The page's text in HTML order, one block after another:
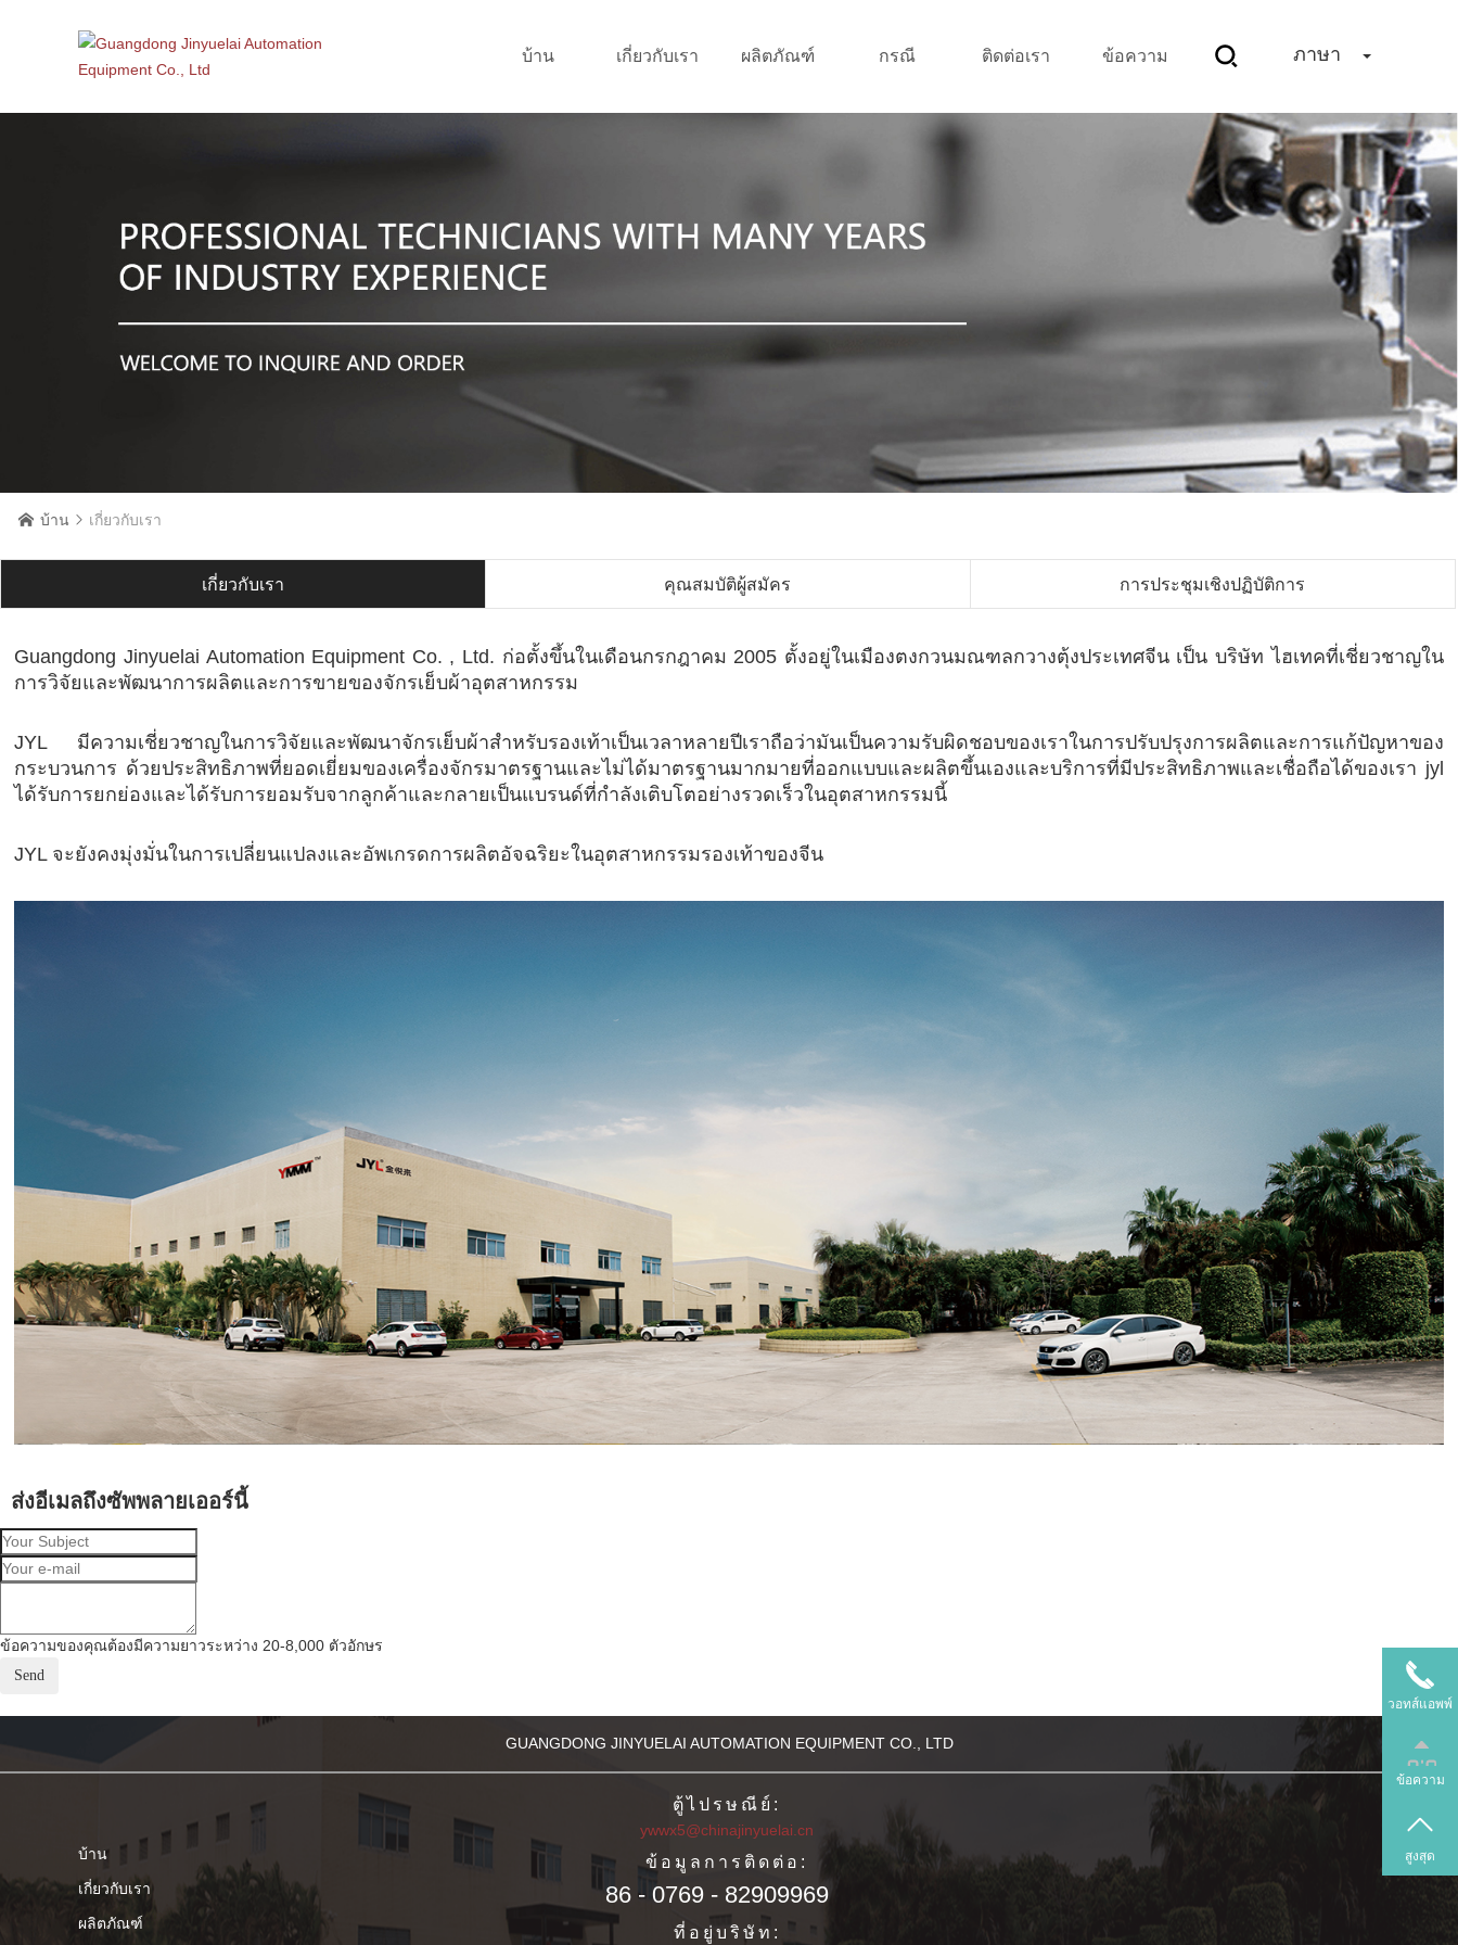
บ้าน เกี่ยวกับเรา ผลิตภัณฑ์ กรณี ติดต่อเรา ข้อความ ภาษา
 บ้าน  เกี่ยวกับเรา
เกี่ยวกับเรา คุณสมบัติผู้สมัคร การประชุมเชิงปฏิบัติการ
Guangdong Jinyuelai Automation Equipment Co. , Ltd. ก่อตั้งขึ้นในเดือนกรกฎาคม 2005 ตั้งอยู่ในเมืองตงกวนมณฑลกวางตุ้งประเทศจีน เป็น บริษัท ไฮเทคที่เชี่ยวชาญใน
การวิจัยและพัฒนาการผลิตและการขายของจักรเย็บผ้าอุตสาหกรรม
JYL มีความเชี่ยวชาญในการวิจัยและพัฒนาจักรเย็บผ้าสำหรับรองเท้าเป็นเวลาหลายปีเราถือว่ามันเป็นความรับผิดชอบของเราในการปรับปรุงการผลิตและการแก้ปัญหาของ
กระบวนการ ด้วยประสิทธิภาพที่ยอดเยี่ยมของเครื่องจักรมาตรฐานและไม่ได้มาตรฐานมากมายที่ออกแบบและผลิตขึ้นเองและบริการที่มีประสิทธิภาพและเชื่อถือได้ของเรา jyl
ได้รับการยกย่องและได้รับการยอมรับจากลูกค้าและกลายเป็นแบรนด์ที่กำลังเติบโตอย่างรวดเร็วในอุตสาหกรรมนี้
JYL จะยังคงมุ่งมั่นในการเปลี่ยนแปลงและอัพเกรดการผลิตอัจฉริยะในอุตสาหกรรมรองเท้าของจีน
ส่งอีเมลถึงซัพพลายเออร์นี้
ข้อความของคุณต้องมีความยาวระหว่าง 20-8,000 ตัวอักษร
GUANGDONG JINYUELAI AUTOMATION EQUIPMENT CO., LTD
บ้าน
เกี่ยวกับเรา
ผลิตภัณฑ์
ตู้ไปรษณีย์:
ywwx5@chinajinyuelai.cn
ข้อมูลการติดต่อ:
86 - 0769 - 82909969
ที่อยู่บริษัท:
วอทส์แอพพ์
ข้อความ
สูงสุด